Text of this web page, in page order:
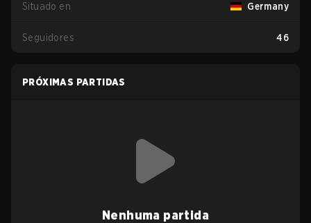
Situado en Germany
Seguidores 46
PRÓXIMAS PARTIDAS
Nenhuma partida